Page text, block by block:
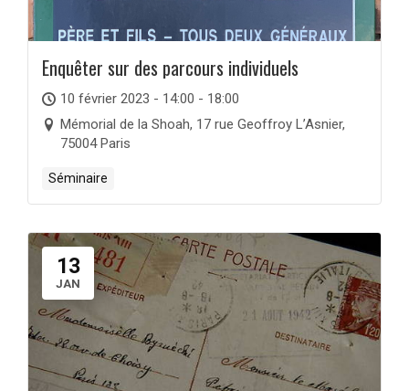
Enquêter sur des parcours individuels
10 février 2023 - 14:00 - 18:00
Mémorial de la Shoah, 17 rue Geoffroy L’Asnier,
75004 Paris
Séminaire
13
JAN